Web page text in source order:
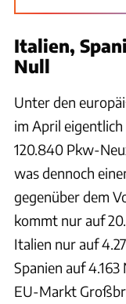
Italien,
Null
Unter den
im April
120.840 Pkw-
was dennoch
gegenüber dem
kommt nur auf
Italien nur auf
Spanien auf
EU-Markt